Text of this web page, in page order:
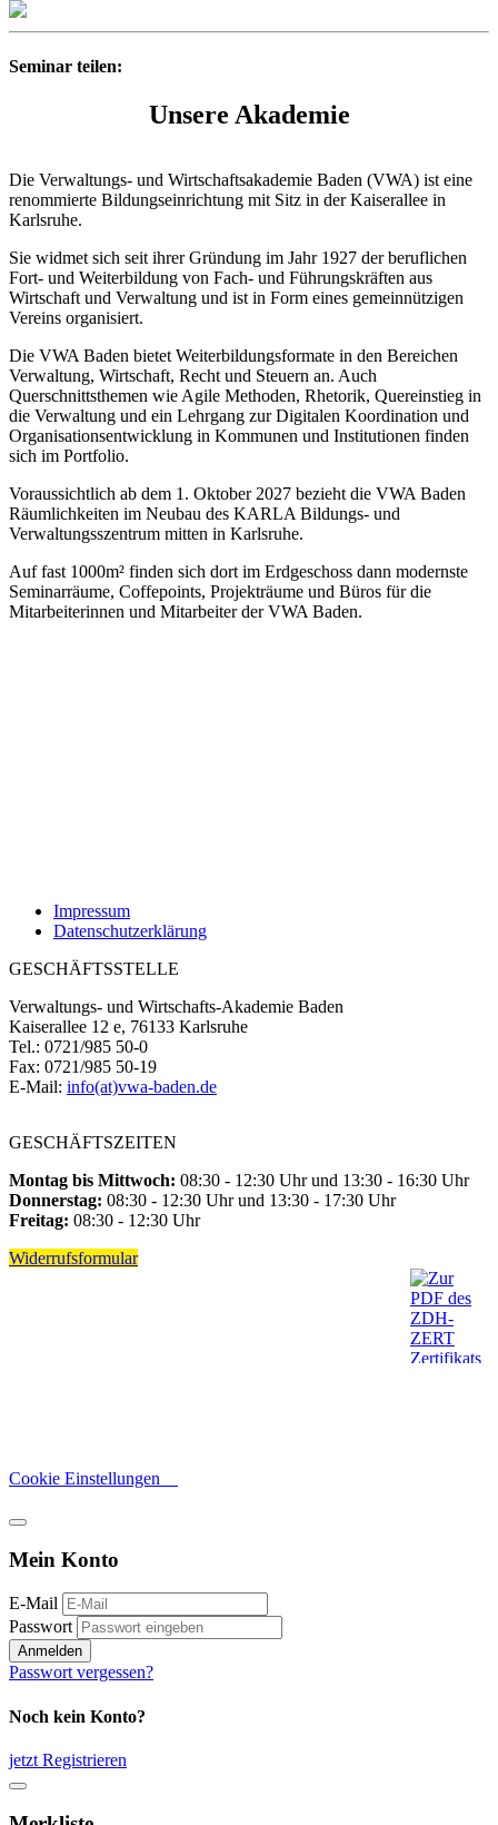
Seminar teilen:
Unsere Akademie
Die Verwaltungs- und Wirtschaftsakademie Baden (VWA) ist eine
renommierte Bildungseinrichtung mit Sitz in der Kaiserallee in
Karlsruhe.
Sie widmet sich seit ihrer Gründung im Jahr 1927 der beruflichen
Fort- und Weiterbildung von Fach- und Führungskräften aus
Wirtschaft und Verwaltung und ist in Form eines gemeinnützigen
Vereins organisiert.
Die VWA Baden bietet Weiterbildungsformate in den Bereichen
Verwaltung, Wirtschaft, Recht und Steuern an. Auch
Querschnittsthemen wie Agile Methoden, Rhetorik, Quereinstieg in
die Verwaltung und ein Lehrgang zur Digitalen Koordination und
Organisationsentwicklung in Kommunen und Institutionen finden
sich im Portfolio.
Voraussichtlich ab dem 1. Oktober 2027 bezieht die VWA Baden
Räumlichkeiten im Neubau des KARLA Bildungs- und
Verwaltungsszentrum mitten in Karlsruhe.
Auf fast 1000m² finden sich dort im Erdgeschoss dann modernste
Seminarräume, Coffepoints, Projekträume und Büros für die
Mitarbeiterinnen und Mitarbeiter der VWA Baden.
Impressum
Datenschutzerklärung
GESCHÄFTSSTELLE
Verwaltungs- und Wirtschafts-Akademie Baden
Kaiserallee 12 e, 76133 Karlsruhe
Tel.: 0721/985 50-0
Fax: 0721/985 50-19
E-Mail: info(at)vwa-baden.de
GESCHÄFTSZEITEN
Montag bis Mittwoch: 08:30 - 12:30 Uhr und 13:30 - 16:30 Uhr
Donnerstag: 08:30 - 12:30 Uhr und 13:30 - 17:30 Uhr
Freitag: 08:30 - 12:30 Uhr
Widerrufsformular
Cookie Einstellungen
Mein Konto
E-Mail
Passwort
Anmelden
Passwort vergessen?
Noch kein Konto?
jetzt Registrieren